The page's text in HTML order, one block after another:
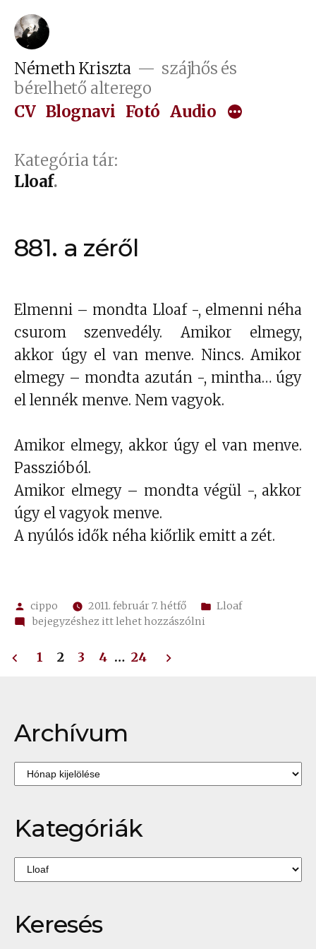
Tartalomhoz
Németh Kriszta
szájhős és
bérelhető alterego
CV Blognavi Fotó Audio
Kategória tár:
Lloaf
881. a zéről
Elmenni – mondta Lloaf -, elmenni néha
csurom szenvedély. Amikor elmegy,
akkor úgy el van menve. Nincs. Amikor
elmegy – mondta azután -, mintha… úgy
el lennék menve. Nem vagyok.
Amikor elmegy, akkor úgy el van menve.
Passzióból.
Amikor elmegy – mondta végül -, akkor
úgy el vagyok menve.
A nyúlós idők néha kiőrlik emitt a zét.
Szerző:
cippo 2011. február 7. hétfő Kategória:
Lloaf
on
bejegyzéshez itt lehet hozzászólni
Bejegyzések
1 2 3 4 … 24
Archívum
Archívum
Kategóriák
Kategóriák
Keresés